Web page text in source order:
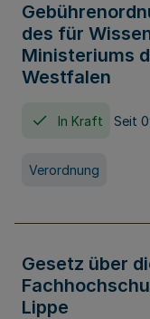
des für
Ministeriums
Westfalen
In Kraft Seit
Verordnung
Gesetz über
Lippe